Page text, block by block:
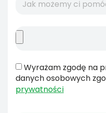
Wyrażam zgodę na
danych osobowych
prywatności